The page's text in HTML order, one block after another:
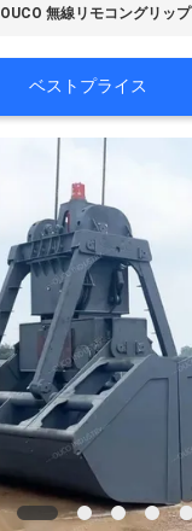
OUCO 無線リモコングリップ
ベストプライス